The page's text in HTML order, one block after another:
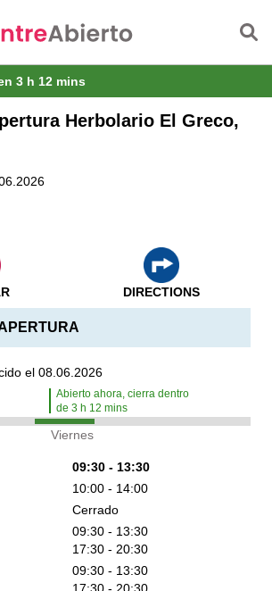
3 h 12 mins
Herbolario El Greco,
el 08.06.2026
Abierto ahora, cierra dentro
de 3 h 12 mins
Viernes
09:30 - 13:30
10:00 - 14:00
Cerrado
09:30 - 13:30
17:30 - 20:30
09:30 - 13:30
DIRECTIONS